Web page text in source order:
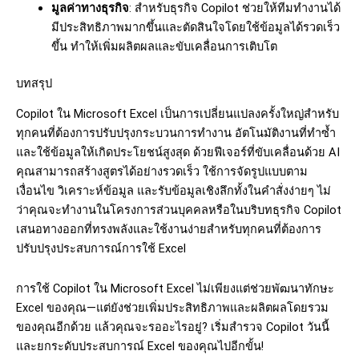
มูลค่าทางธุรกิจ: สำหรับธุรกิจ Copilot ช่วยให้ทีมทำงานได้
มีประสิทธิภาพมากขึ้นและตัดสินใจโดยใช้ข้อมูลได้รวดเร็ว
ขึ้น ทำให้เพิ่มผลิตผลและขับเคลื่อนการเติบโต
บทสรุป
Copilot ใน Microsoft Excel เป็นการเปลี่ยนแปลงครั้งใหญ่สำหรับ
ทุกคนที่ต้องการปรับปรุงกระบวนการทำงาน อัตโนมัติงานที่ทำซ้ำ
และใช้ข้อมูลให้เกิดประโยชน์สูงสุด ด้วยฟีเจอร์ที่ขับเคลื่อนด้วย AI
คุณสามารถสร้างสูตรได้อย่างรวดเร็ว ใช้การจัดรูปแบบตาม
เงื่อนไข วิเคราะห์ข้อมูล และรับข้อมูลเชิงลึกทั้งในคำสั่งง่ายๆ ไม่
ว่าคุณจะทำงานในโครงการส่วนบุคคลหรือในบริบทธุรกิจ Copilot
เสนอทางออกที่ทรงพลังและใช้งานง่ายสำหรับทุกคนที่ต้องการ
ปรับปรุงประสบการณ์การใช้ Excel
การใช้ Copilot ใน Microsoft Excelไม่เพียงแต่ช่วยพัฒนาทักษะ
Excel ของคุณ—แต่ยังช่วยเพิ่มประสิทธิภาพและผลิตผลโดยรวม
ของคุณอีกด้วย แล้วคุณจะรออะไรอยู่? เริ่มสำรวจ Copilot วันนี้
และยกระดับประสบการณ์ Excel ของคุณไปอีกขั้น!